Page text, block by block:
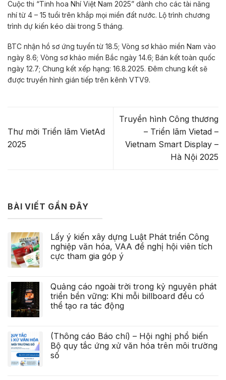
Cuộc thi “Tinh hoa Nhí Việt Nam 2025” dành cho các tài năng
nhí từ 4 – 15 tuổi trên khắp mọi miền đất nước. Lộ trình chương
trình dự kiến kéo dài trong 5 tháng.
BTC nhận hồ sơ ứng tuyển từ 18.5; Vòng sơ khảo miền Nam vào
ngày 8.6; Vòng sơ khảo miền Bắc ngày 14.6; Bán kết toàn quốc
ngày 12.7; Chung kết xếp hạng: 16.8.2025. Đêm chung kết sẽ
được truyền hình gián tiếp trên kênh VTV9.
Thư mời Triển lãm VietAd
2025
Truyền hình Công thương
– Triển lãm Vietad –
Vietnam Smart Display –
Hà Nội 2025
BÀI VIẾT GẦN ĐÂY
Lấy ý kiến xây dựng Luật Phát triển Công
nghiệp văn hóa, VAA đề nghị hội viên tích
cực tham gia góp ý
Quảng cáo ngoài trời trong kỷ nguyên phát
triển bền vững: Khi mỗi billboard đều có
thể tạo ra tác động
(Thông cáo Báo chí) – Hội nghị phổ biến
Bộ quy tắc ứng xử văn hóa trên môi trường
số